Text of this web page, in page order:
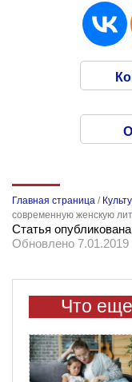
Главная страница /
современную женскую
Статья
Обновлено 7.01.2019
Что